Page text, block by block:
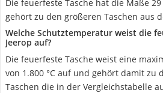
Die feuerfeste Tasche hat die Maße 29
gehört zu den größeren Taschen aus
Welche Schutztemperatur weist die
Jeerop auf?
Die feuerfeste Tasche weist eine
von 1.800 °C auf und gehört damit zu
Taschen die in der Vergleichstabelle